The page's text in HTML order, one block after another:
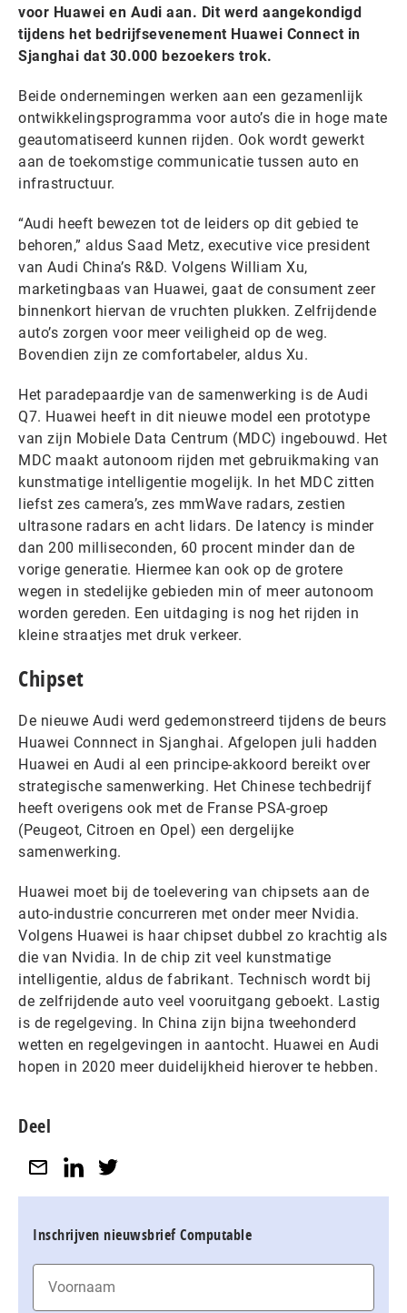
voor Huawei en Audi aan. Dit werd aangekondigd
tijdens het bedrijfsevenement Huawei Connect in
Sjanghai dat 30.000 bezoekers trok.
Beide ondernemingen werken aan een gezamenlijk
ontwikkelingsprogramma voor auto’s die in hoge mate
geautomatiseerd kunnen rijden. Ook wordt gewerkt
aan de toekomstige communicatie tussen auto en
infrastructuur.
“Audi heeft bewezen tot de leiders op dit gebied te
behoren,” aldus Saad Metz, executive vice president
van Audi China’s R&D. Volgens William Xu,
marketingbaas van Huawei, gaat de consument zeer
binnenkort hiervan de vruchten plukken. Zelfrijdende
auto’s zorgen voor meer veiligheid op de weg.
Bovendien zijn ze comfortabeler, aldus Xu.
Het paradepaardje van de samenwerking is de Audi
Q7. Huawei heeft in dit nieuwe model een prototype
van zijn Mobiele Data Centrum (MDC) ingebouwd. Het
MDC maakt autonoom rijden met gebruikmaking van
kunstmatige intelligentie mogelijk. In het MDC zitten
liefst zes camera’s, zes mmWave radars, zestien
ultrasone radars en acht lidars. De latency is minder
dan 200 milliseconden, 60 procent minder dan de
vorige generatie. Hiermee kan ook op de grotere
wegen in stedelijke gebieden min of meer autonoom
worden gereden. Een uitdaging is nog het rijden in
kleine straatjes met druk verkeer.
Chipset
De nieuwe Audi werd gedemonstreerd tijdens de beurs
Huawei Connnect in Sjanghai. Afgelopen juli hadden
Huawei en Audi al een principe-akkoord bereikt over
strategische samenwerking. Het Chinese techbedrijf
heeft overigens ook met de Franse PSA-groep
(Peugeot, Citroen en Opel) een dergelijke
samenwerking.
Huawei moet bij de toelevering van chipsets aan de
auto-industrie concurreren met onder meer Nvidia.
Volgens Huawei is haar chipset dubbel zo krachtig als
die van Nvidia. In de chip zit veel kunstmatige
intelligentie, aldus de fabrikant. Technisch wordt bij
de zelfrijdende auto veel vooruitgang geboekt. Lastig
is de regelgeving. In China zijn bijna tweehonderd
wetten en regelgevingen in aantocht. Huawei en Audi
hopen in 2020 meer duidelijkheid hierover te hebben.
Deel
Inschrijven nieuwsbrief Computable